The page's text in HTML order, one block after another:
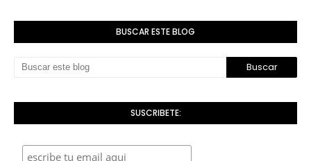
BUSCAR ESTE BLOG
SUSCRIBETE: